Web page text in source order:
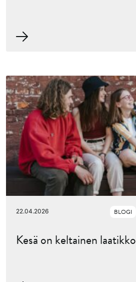
22.04.2026 BLOGI
Kesä on keltainen laatikko